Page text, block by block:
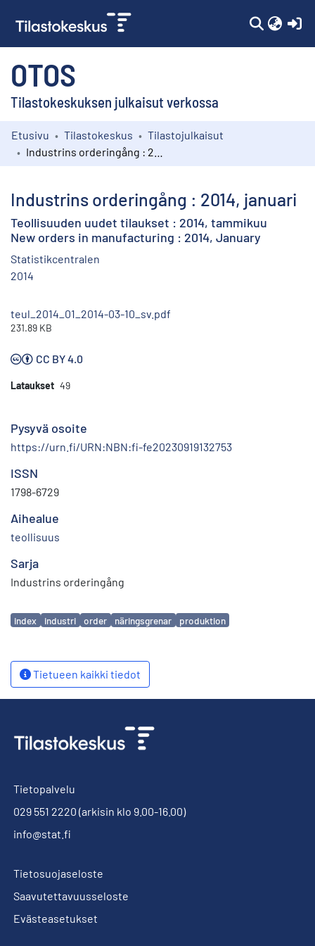
OTOS
Tilastokeskuksen julkaisut verkossa
Kokoelmat
Etusivu Tilastokeskus
Tilastojulkaisut
Industrins orderingång : 2014, januari
Teollisuuden uudet tilaukset : 2014, tammikuu
New orders in manufacturing : 2014, January
Statistikcentralen
2014
teul_2014_01_2014-03-10_sv.pdf
231.89 KB
CC BY 4.0
Lataukset 49
Pysyvä osoite
https://urn.fi/URN:NBN:fi-fe20230919132753
ISSN
1798-6729
Aihealue
teollisuus
Sarja
Industrins orderingång
Avainsanat
index industri order näringsgrenar produktion
Tietueen kaikki tiedot
Tietopalvelu
029 551 2220 (arkisin klo 9.00-16.00)
info@stat.fi
Tietosuojaseloste
Saavutettavuusseloste
Evästeasetukset